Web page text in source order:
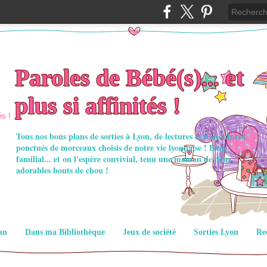
Paroles de Bébé(s)... et
plus si affinités !
Tous nos bons plans de sorties à Lyon, de lectures et d'aventures,
ponctués de morceaux choisis de notre vie lyonnaise ! Blog
familial... et on l'espère convivial, tenu une maman de deux
adorables bouts de chou !
Dans ma Bibliothèque Jeux de société Sorties Lyon